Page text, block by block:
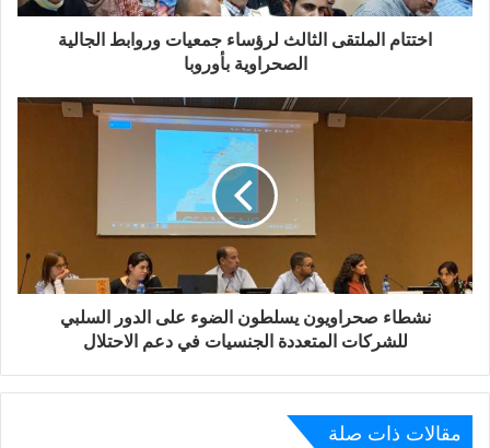
اختتام الملتقى الثالث لرؤساء جمعيات وروابط الجالية
الصحراوية بأوروبا
نشطاء صحراويون يسلطون الضوء على الدور السلبي
للشركات المتعددة الجنسيات في دعم الاحتلال
مقالات ذات صلة